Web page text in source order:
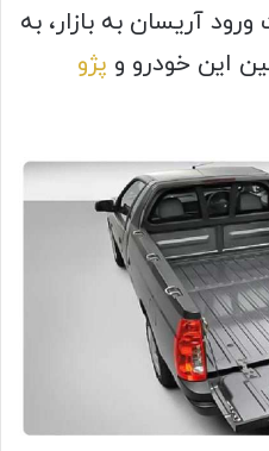
آریسان به بازار، به
این خودرو و پژو